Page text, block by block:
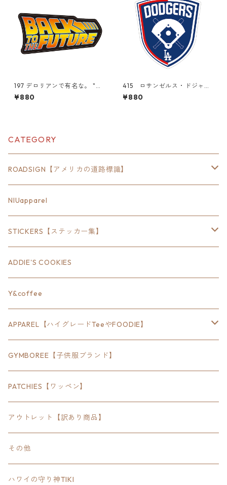
197 デロリアンで有名な。 "Ca
lifornia Market Center" ア
メリカンステッカー スーツ
¥880
415 ロサンゼルス・ドジャー
ス Los Angeles Dodgers M
LB 大谷翔平 "California M
¥880
CATEGORY
ROADSIGN【アメリカの道路標識】
18inch×6inch
18inch×8inch
18inch×12inch
24inch×8inch
18inch×24inch
30inch×24inch
18inchオクタゴン八角形
24inchオクタゴン八角形
18inch×18inchスクエア正方形
California State Routeカリフォルニア州
NIUapparel
STICKERS【ステッカー集】
ステート
ハウス
クルマ
セキュリティ
アウトドア
スポーツ
ピクトグラム
ブランド
ADDIE'S COOKIES
Y&coffee
APPAREL【ハイグレードTeeやFOODIE】
Bradley
SEWTS
FOODIE
POMONA
GYMBOREE【子供服ブランド】
PATCHIES【ワッペン】
アウトレット【訳あり商品】
その他
ハワイの守り神TIKI